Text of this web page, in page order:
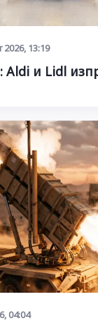
2026, 13:19
Aldi и Lidl
04:04